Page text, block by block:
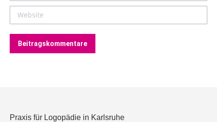
Website
Beitragskommentare
Praxis für Logopädie in Karlsruhe